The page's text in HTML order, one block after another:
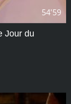
54'59
Jour du